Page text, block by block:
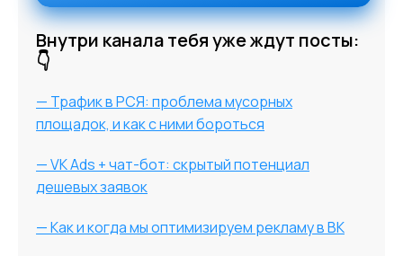
Внутри канала тебя уже ждут посты:
👇
— Трафик в РСЯ: проблема мусорных
площадок, и как с ними бороться
— VK Ads + чат-бот: скрытый потенциал
дешевых заявок
— Как и когда мы оптимизируем рекламу в ВК